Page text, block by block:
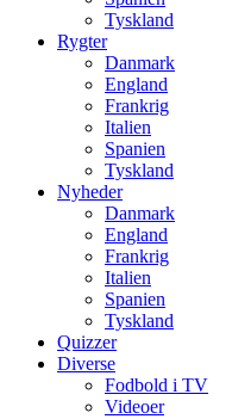
Tyskland
Rygter
Danmark
England
Frankrig
Italien
Spanien
Tyskland
Nyheder
Danmark
England
Frankrig
Italien
Spanien
Tyskland
Quizzer
Diverse
Fodbold i TV
Videoer